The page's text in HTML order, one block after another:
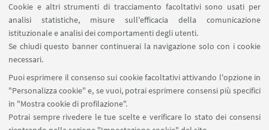
Cookie e altri strumenti di tracciamento facoltativi sono usati per
analisi statistiche, misure sull'efficacia della comunicazione
istituzionale e analisi dei comportamenti degli utenti.
Se chiudi questo banner continuerai la navigazione solo con i cookie
necessari.
Puoi esprimere il consenso sui cookie facoltativi attivando l'opzione in
"Personalizza cookie" e, se vuoi, potrai esprimere consensi più specifici
in "Mostra cookie di profilazione".
Potrai sempre rivedere le tue scelte e verificare lo stato dei consensi
SEGUI IL DIPARTIMENTO SU:
SEGUI UNIBO SU: